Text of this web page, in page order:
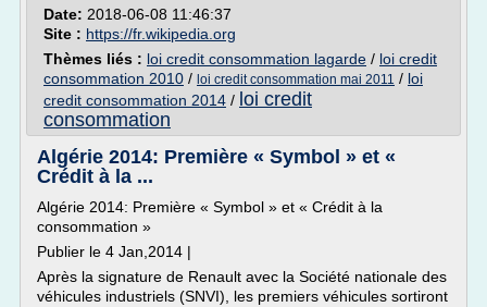
Date: 2018-06-08 11:46:37
Site : https://fr.wikipedia.org
Thèmes liés : loi credit consommation lagarde / loi credit
consommation 2010 / loi credit consommation mai 2011 / loi
credit consommation 2014 / loi credit
consommation
Algérie 2014: Première « Symbol » et «
Crédit à la ...
Algérie 2014: Première « Symbol » et « Crédit à la
consommation »
Publier le 4 Jan,2014 |
Après la signature de Renault avec la Société nationale des
véhicules industriels (SNVI), les premiers véhicules sortiront